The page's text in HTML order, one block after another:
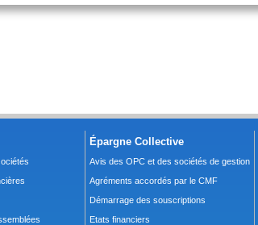
Épargne Collective
Avis des OPC et des sociétés de gestion
Agréments accordés par le CMF
Démarrage des souscriptions
Etats financiers